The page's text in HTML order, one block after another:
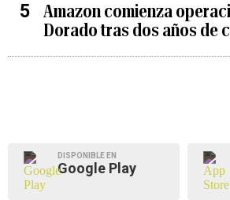
Amazon comienza
Dorado tras dos años de
DISPONIBLE EN
Google Play